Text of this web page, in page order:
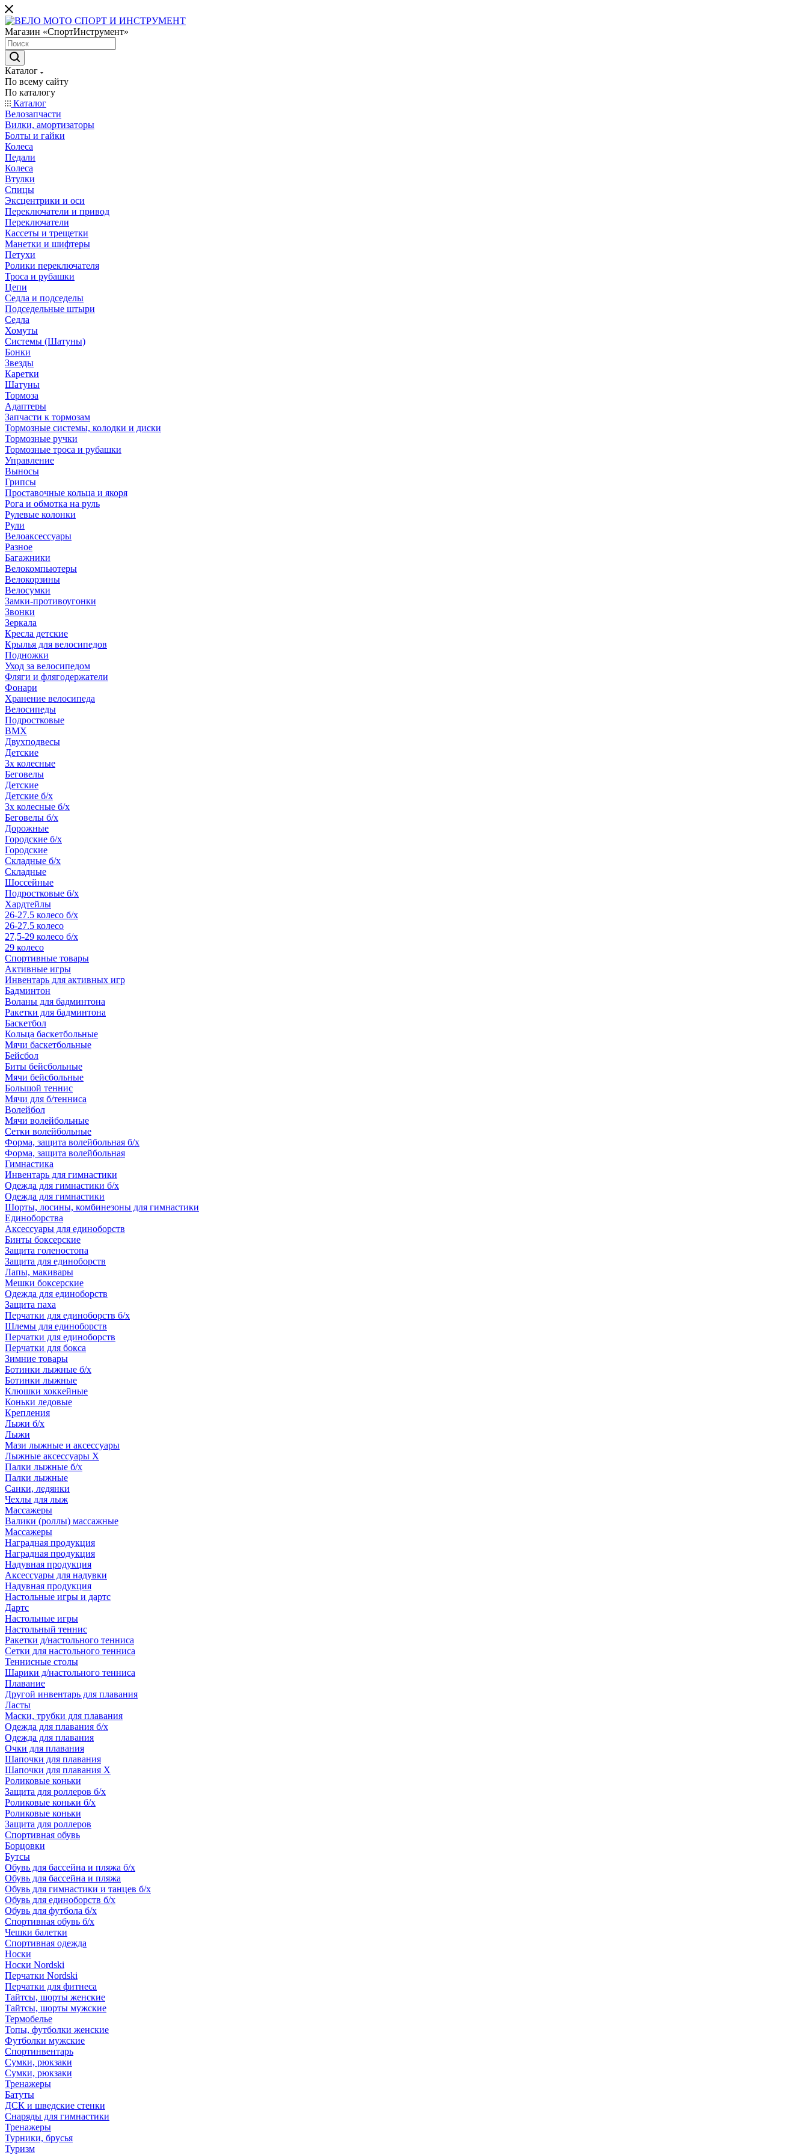
Магазин «СпортИнструмент»
Каталог
По всему сайту
По каталогу
Каталог
Велозапчасти
Вилки, амортизаторы
Болты и гайки
Колеса
Педали
Колеса
Втулки
Спицы
Эксцентрики и оси
Переключатели и привод
Переключатели
Кассеты и трещетки
Манетки и шифтеры
Петухи
Ролики переключателя
Троса и рубашки
Цепи
Седла и подседелы
Подседельные штыри
Седла
Хомуты
Системы (Шатуны)
Бонки
Звезды
Каретки
Шатуны
Тормоза
Адаптеры
Запчасти к тормозам
Тормозные системы, колодки и диски
Тормозные ручки
Тормозные троса и рубашки
Управление
Выносы
Грипсы
Проставочные кольца и якоря
Рога и обмотка на руль
Рулевые колонки
Рули
Велоаксессуары
Разное
Багажники
Велокомпьютеры
Велокорзины
Велосумки
Замки-противоугонки
Звонки
Зеркала
Кресла детские
Крылья для велосипедов
Подножки
Уход за велосипедом
Фляги и флягодержатели
Фонари
Хранение велосипеда
Велосипеды
Подростковые
BMX
Двухподвесы
Детские
3х колесные
Беговелы
Детские
Детские б/х
3х колесные б/х
Беговелы б/х
Дорожные
Городские б/х
Городские
Складные б/х
Складные
Шоссейные
Подростковые б/х
Хардтейлы
26-27.5 колесо б/х
26-27.5 колесо
27,5-29 колесо б/х
29 колесо
Спортивные товары
Активные игры
Инвентарь для активных игр
Бадминтон
Воланы для бадминтона
Ракетки для бадминтона
Баскетбол
Кольца баскетбольные
Мячи баскетбольные
Бейсбол
Биты бейсбольные
Мячи бейсбольные
Большой теннис
Мячи для б/тенниса
Волейбол
Мячи волейбольные
Сетки волейбольные
Форма, защита волейбольная б/х
Форма, защита волейбольная
Гимнастика
Инвентарь для гимнастики
Одежда для гимнастики б/х
Одежда для гимнастики
Шорты, лосины, комбинезоны для гимнастики
Единоборства
Аксессуары для единоборств
Бинты боксерские
Защита голеностопа
Защита для единоборств
Лапы, макивары
Мешки боксерские
Одежда для единоборств
Защита паха
Перчатки для единоборств б/х
Шлемы для единоборств
Перчатки для единоборств
Перчатки для бокса
Зимние товары
Ботинки лыжные б/х
Ботинки лыжные
Клюшки хоккейные
Коньки ледовые
Крепления
Лыжи б/х
Лыжи
Мази лыжные и аксессуары
Лыжные аксессуары Х
Палки лыжные б/х
Палки лыжные
Санки, ледянки
Чехлы для лыж
Массажеры
Валики (роллы) массажные
Массажеры
Наградная продукция
Наградная продукция
Надувная продукция
Аксессуары для надувки
Надувная продукция
Настольные игры и дартс
Дартс
Настольные игры
Настольный теннис
Ракетки д/настольного тенниса
Сетки для настольного тенниса
Теннисные столы
Шарики д/настольного тенниса
Плавание
Другой инвентарь для плавания
Ласты
Маски, трубки для плавания
Одежда для плавания б/х
Одежда для плавания
Очки для плавания
Шапочки для плавания
Шапочки для плавания Х
Роликовые коньки
Защита для роллеров б/х
Роликовые коньки б/х
Роликовые коньки
Защита для роллеров
Спортивная обувь
Борцовки
Бутсы
Обувь для бассейна и пляжа б/х
Обувь для бассейна и пляжа
Обувь для гимнастики и танцев б/х
Обувь для единоборств б/х
Обувь для футбола б/х
Спортивная обувь б/х
Чешки балетки
Спортивная одежда
Носки
Носки Nordski
Перчатки Nordski
Перчатки для фитнеса
Тайтсы, шорты женские
Тайтсы, шорты мужские
Термобелье
Топы, футболки женские
Футболки мужские
Спортинвентарь
Сумки, рюкзаки
Сумки, рюкзаки
Тренажеры
Батуты
ДСК и шведские стенки
Снаряды для гимнастики
Тренажеры
Турники, брусья
Туризм